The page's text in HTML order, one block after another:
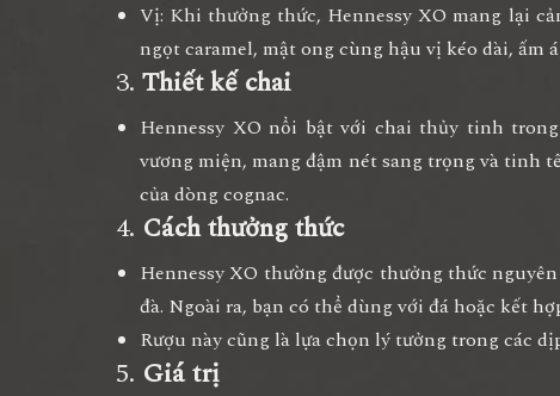
Vị: Khi thưởng thức, Hennessy XO mang lại
ngọt caramel, mật ong cùng hậu vị kéo dài, ấm
3. Thiết kế chai
Hennessy XO nổi bật với chai thủy tinh
vương miện, mang đậm nét sang trọng và tinh
của dòng cognac.
4. Cách thưởng thức
Hennessy XO thường được thưởng thức
đà. Ngoài ra, bạn có thể dùng với đá hoặc kết
Rượu này cũng là lựa chọn lý tưởng trong các
5. Giá trị